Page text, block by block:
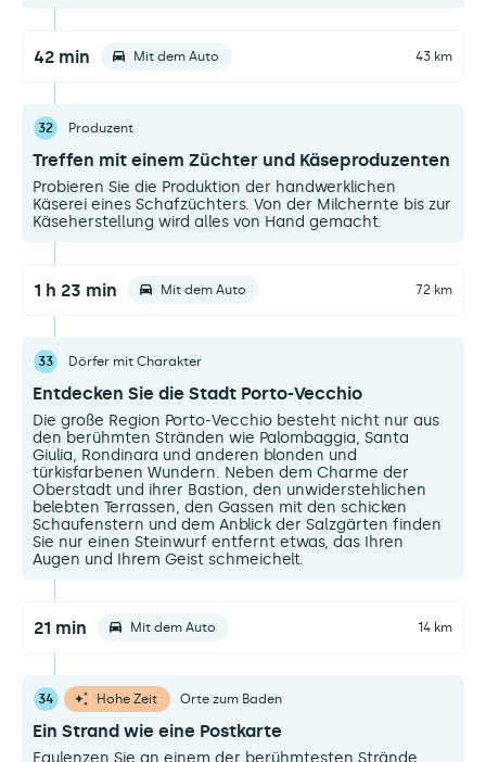
42 min Mit dem Auto 43 km
32 Produzent
Treffen mit einem Züchter und Käseproduzenten
Probieren Sie die Produktion der handwerklichen
Käserei eines Schafzüchters. Von der Milchernte bis zur
Käseherstellung wird alles von Hand gemacht.
1 h 23 min Mit dem Auto 72 km
33 Dörfer mit Charakter
Entdecken Sie die Stadt Porto-Vecchio
Die große Region Porto-Vecchio besteht nicht nur aus
den berühmten Stränden wie Palombaggia, Santa
Giulia, Rondinara und anderen blonden und
türkisfarbenen Wundern. Neben dem Charme der
Oberstadt und ihrer Bastion, den unwiderstehlichen
belebten Terrassen, den Gassen mit den schicken
Schaufenstern und dem Anblick der Salzgärten finden
Sie nur einen Steinwurf entfernt etwas, das Ihren
Augen und Ihrem Geist schmeichelt.
21 min Mit dem Auto 14 km
34 Hohe Zeit Orte zum Baden
Ein Strand wie eine Postkarte
Faulenzen Sie an einem der berühmtesten Strände